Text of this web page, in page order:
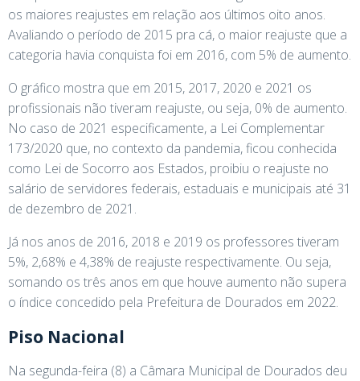
os maiores reajustes em relação aos últimos oito anos.
Avaliando o período de 2015 pra cá, o maior reajuste que a
categoria havia conquista foi em 2016, com 5% de aumento.
O gráfico mostra que em 2015, 2017, 2020 e 2021 os
profissionais não tiveram reajuste, ou seja, 0% de aumento.
No caso de 2021 especificamente, a Lei Complementar
173/2020 que, no contexto da pandemia, ficou conhecida
como Lei de Socorro aos Estados, proibiu o reajuste no
salário de servidores federais, estaduais e municipais até 31
de dezembro de 2021.
Já nos anos de 2016, 2018 e 2019 os professores tiveram
5%, 2,68% e 4,38% de reajuste respectivamente. Ou seja,
somando os três anos em que houve aumento não supera
o índice concedido pela Prefeitura de Dourados em 2022.
Piso Nacional
Na segunda-feira (8) a Câmara Municipal de Dourados deu